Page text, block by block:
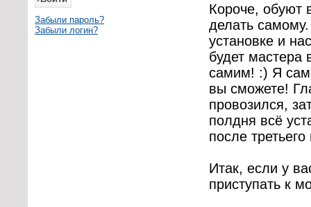
Забыли пароль?
Забыли логин?
Короче, обуют
делать
установке и
будет мастера
самим! :) Я сам
вы сможете!
провозился,
полдня всё
после
Итак, если у
приступать к